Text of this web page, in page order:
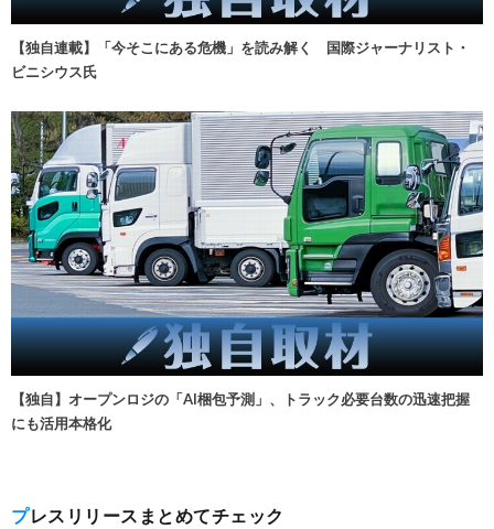
【独自連載】「今そこにある危機」を読み解く 国際ジャーナリスト・
ビニシウス氏
【独自】オープンロジの「AI梱包予測」、トラック必要台数の迅速把握
にも活用本格化
プレスリリースまとめてチェック